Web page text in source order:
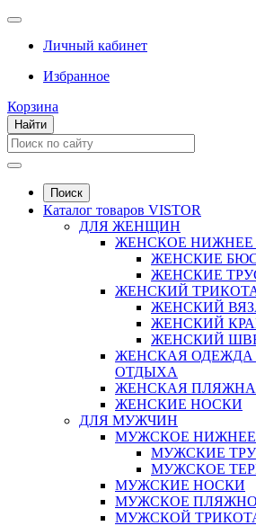
Личный кабинет
Избранное
Корзина
Найти
Поиск
Каталог товаров VISTOR
ДЛЯ ЖЕНЩИН
ЖЕНСКОЕ НИЖНЕЕ
ЖЕНСКИЕ
ЖЕНСКИЕ
ЖЕНСКИЙ
ЖЕНСКИЙ
ЖЕНСКИЙ
ЖЕНСКИЙ
ЖЕНСКАЯ ОДЕЖДА
ОТДЫХА
ЖЕНСКАЯ
ЖЕНСКИЕ НОСКИ
ДЛЯ МУЖЧИН
МУЖСКОЕ НИЖНЕЕ
МУЖСКИЕ
МУЖСКОЕ
МУЖСКИЕ НОСКИ
МУЖСКОЕ
МУЖСКОЙ